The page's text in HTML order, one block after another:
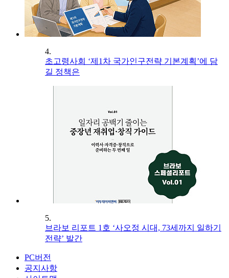
4.
초고령사회 ‘제1차 국가인구전략 기본계획’에 담
길 정책은
5.
브라보 리포트 1호 ‘사오정 시대, 73세까지 일하기
전략’ 발간
PC버전
공지사항